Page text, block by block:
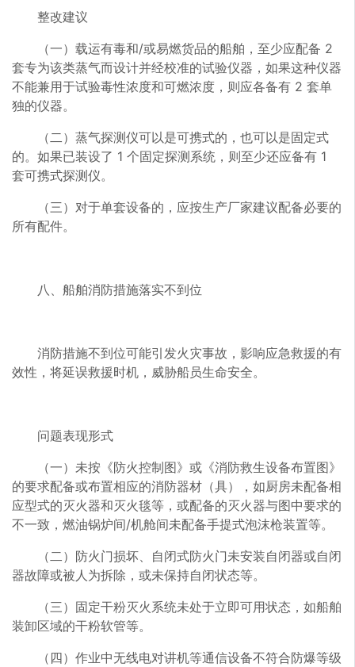
整改建议
（一）载运有毒和/或易燃货品的船舶，至少应配备 2
套专为该类蒸气而设计并经校准的试验仪器，如果这种仪器
不能兼用于试验毒性浓度和可燃浓度，则应各备有 2 套单
独的仪器。
（二）蒸气探测仪可以是可携式的，也可以是固定式
的。如果已装设了 1 个固定探测系统，则至少还应备有 1
套可携式探测仪。
（三）对于单套设备的，应按生产厂家建议配备必要的
所有配件。
八、船舶消防措施落实不到位
消防措施不到位可能引发火灾事故，影响应急救援的有
效性，将延误救援时机，威胁船员生命安全。
问题表现形式
（一）未按《防火控制图》或《消防救生设备布置图》
的要求配备或布置相应的消防器材（具），如厨房未配备相
应型式的灭火器和灭火毯等，或配备的灭火器与图中要求的
不一致，燃油锅炉间/机舱间未配备手提式泡沫枪装置等。
（二）防火门损坏、自闭式防火门未安装自闭器或自闭
器故障或被人为拆除，或未保持自闭状态等。
（三）固定干粉灭火系统未处于立即可用状态，如船舶
装卸区域的干粉软管等。
（四）作业中无线电对讲机等通信设备不符合防爆等级